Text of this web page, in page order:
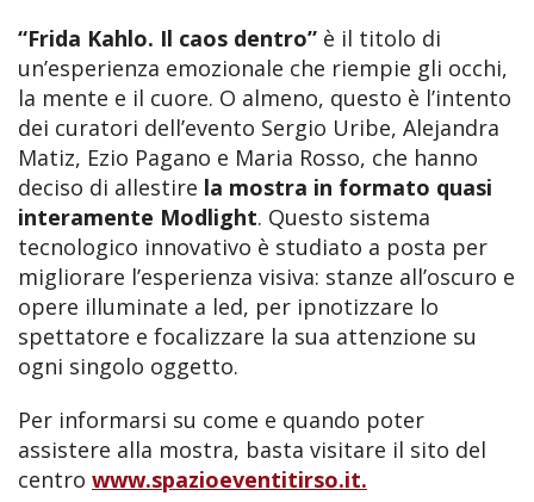
“Frida Kahlo. Il caos dentro” è il titolo di
un’esperienza emozionale che riempie gli occhi,
la mente e il cuore. O almeno, questo è l’intento
dei curatori dell’evento Sergio Uribe, Alejandra
Matiz, Ezio Pagano e Maria Rosso, che hanno
deciso di allestire la mostra in formato quasi
interamente Modlight. Questo sistema
tecnologico innovativo è studiato a posta per
migliorare l’esperienza visiva: stanze all’oscuro e
opere illuminate a led, per ipnotizzare lo
spettatore e focalizzare la sua attenzione su
ogni singolo oggetto.
Per informarsi su come e quando poter
assistere alla mostra, basta visitare il sito del
centro www.spazioeventitirso.it.